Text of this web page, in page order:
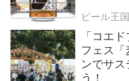
ビール王
「コエ
フェス「
ンでサス
う！